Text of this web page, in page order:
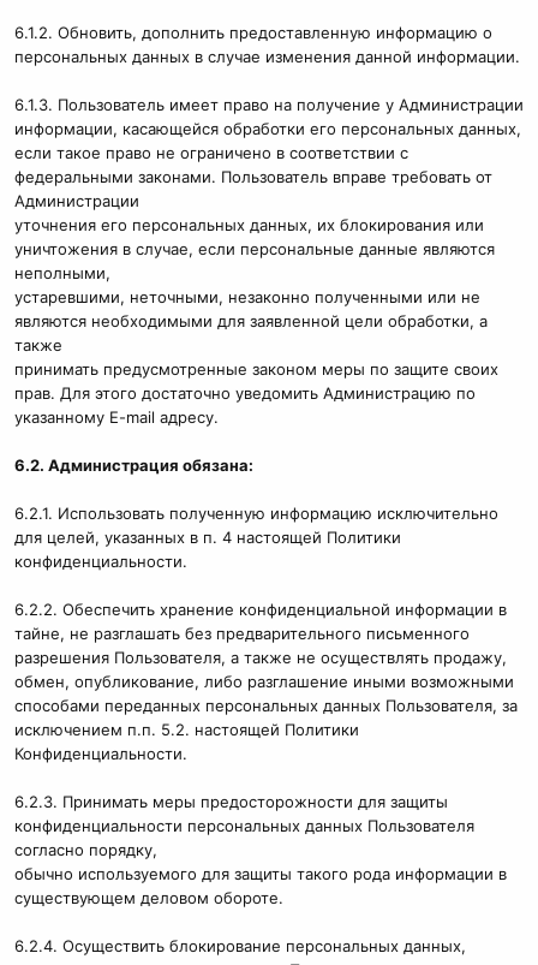
6.1.2. Обновить, дополнить предоставленную информацию о
персональных данных в случае изменения данной информации.
6.1.3. Пользователь имеет право на получение у Администрации
информации, касающейся обработки его персональных данных,
если такое право не ограничено в соответствии с
федеральными законами. Пользователь вправе требовать от
Администрации
уточнения его персональных данных, их блокирования или
уничтожения в случае, если персональные данные являются
неполными,
устаревшими, неточными, незаконно полученными или не
являются необходимыми для заявленной цели обработки, а
также
принимать предусмотренные законом меры по защите своих
прав. Для этого достаточно уведомить Администрацию по
указанному E-mail адресу.
6.2. Администрация обязана:
6.2.1. Использовать полученную информацию исключительно
для целей, указанных в п. 4 настоящей Политики
конфиденциальности.
6.2.2. Обеспечить хранение конфиденциальной информации в
тайне, не разглашать без предварительного письменного
разрешения Пользователя, а также не осуществлять продажу,
обмен, опубликование, либо разглашение иными возможными
способами переданных персональных данных Пользователя, за
исключением п.п. 5.2. настоящей Политики
Конфиденциальности.
6.2.3. Принимать меры предосторожности для защиты
конфиденциальности персональных данных Пользователя
согласно порядку,
обычно используемого для защиты такого рода информации в
существующем деловом обороте.
6.2.4. Осуществить блокирование персональных данных,